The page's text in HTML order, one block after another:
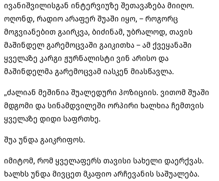
ივანიშვილისგან ინტერვიუზე შეთავაზება მიიღო.
ოღონდ, რადიო არაფერ შუაში იყო, – როგორც
მოგვიანებით გაირკვა, ბიძინამ, უბრალოდ, თავის
მაშინდელ გარემოცვაში გაიკითხა – ამ ქვეყანაში
ყველაზე კარგი ჟურნალისტი ვინ არისო და
მაშინდელმა გარემოცვამ იასკენ მიასწავლა.
„ძალიან მეშინია შუალედური პოზიციის. ვითომ შუაში
მდგომი და სინამდვილეში ორპირი ხალხია ჩემთვის
ყველაზე დიდი საფრთხე.
შუა უნდა გაიკრიფოს.
იმიტომ, რომ ყველაფერს თავისი სახელი დაერქვას.
ხალხს უნდა მივცეთ მკაფიო არჩევანის საშუალება.